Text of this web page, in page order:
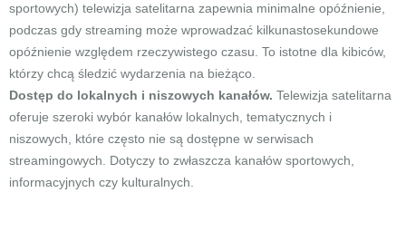
sportowych) telewizja satelitarna zapewnia minimalne opóźnienie,
podczas gdy streaming może wprowadzać kilkunastosekundowe
opóźnienie względem rzeczywistego czasu. To istotne dla kibiców,
którzy chcą śledzić wydarzenia na bieżąco.
Dostęp do lokalnych i niszowych kanałów. Telewizja satelitarna
oferuje szeroki wybór kanałów lokalnych, tematycznych i
niszowych, które często nie są dostępne w serwisach
streamingowych. Dotyczy to zwłaszcza kanałów sportowych,
informacyjnych czy kulturalnych.